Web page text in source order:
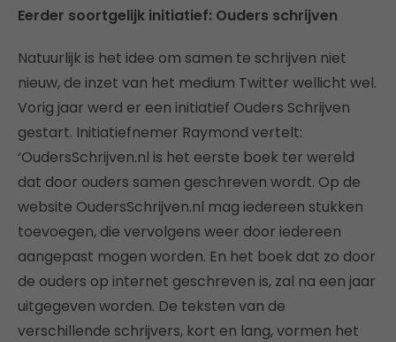
Eerder soortgelijk initiatief: Ouders schrijven
Natuurlijk is het idee om samen te schrijven niet
nieuw, de inzet van het medium Twitter wellicht wel.
Vorig jaar werd er een initiatief Ouders Schrijven
gestart. Initiatiefnemer Raymond vertelt:
‘OudersSchrijven.nl is het eerste boek ter wereld
dat door ouders samen geschreven wordt. Op de
website OudersSchrijven.nl mag iedereen stukken
toevoegen, die vervolgens weer door iedereen
aangepast mogen worden. En het boek dat zo door
de ouders op internet geschreven is, zal na een jaar
uitgegeven worden. De teksten van de
verschillende schrijvers, kort en lang, vormen het